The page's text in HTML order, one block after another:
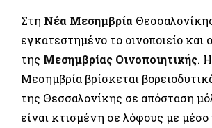
Στη Νέα Μεσημβρία
εγκατεστημένο το οινοποιείο και
της Μεσημβρίας Οινοποιητικής.
Μεσημβρία βρίσκεται
της Θεσσαλονίκης σε απόσταση
είναι κτισμένη σε λόφους με